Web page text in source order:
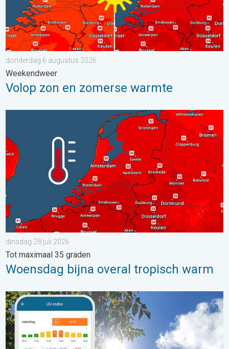
donderdag 6 augustus 2026
Weekendweer
Volop zon en zomerse warmte
Woensdag bijna overal tropisch warm. Tot maximaal 35
dinsdag 28 juli 2026
Tot maximaal 35 graden
Woensdag bijna overal tropisch warm
Zonkracht blijft hoog. Ondanks aangename lucht. . . zaterdag